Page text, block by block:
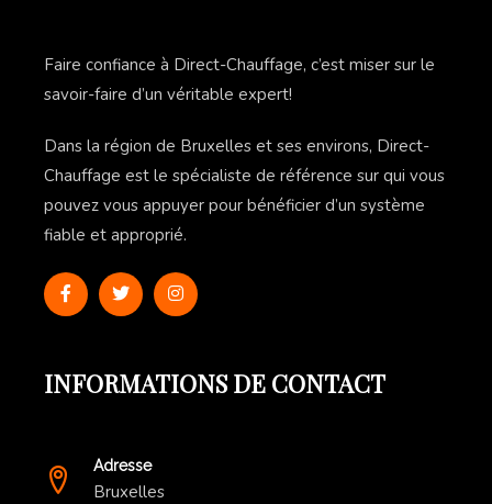
Faire confiance à Direct-Chauffage, c’est miser sur le
savoir-faire d’un véritable expert!
Dans la région de Bruxelles et ses environs, Direct-
Chauffage est le spécialiste de référence sur qui vous
pouvez vous appuyer pour bénéficier d’un système
fiable et approprié.
INFORMATIONS DE CONTACT
Adresse
Bruxelles